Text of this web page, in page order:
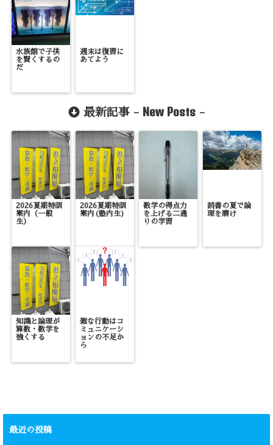
水族館で子供
を賢くするの
だ
週末は復習に
あてよう
最新記事 - New Posts -
2026夏期特訓
案内（一般
生）
2026夏期特訓
案内(塾内生)
数学の得点力
を上げる二通
りの学習
読書の夏で論
理を磨け
知識と論理が
算数・数学を
強くする
雑な行動はコ
ミュニケーシ
ョンの不足か
ら
最近の投稿